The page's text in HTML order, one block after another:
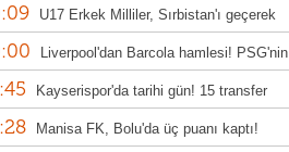
U17 Erkek Milliler, Sırbistan'ı geçerek
yükseldi!Liverpool'dan Barcola hamlesi! PSG'nin
dudak uçuklattı
Kayserispor'da tarihi gün! 15 transfer
Manisa FK, Bolu'da üç puanı kaptı!